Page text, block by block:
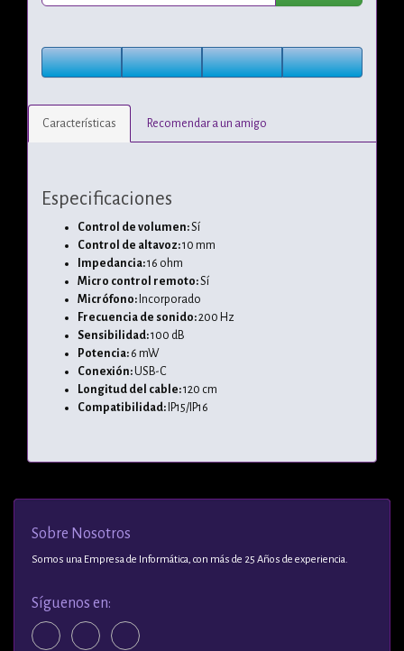
Características Recomendar a un amigo
Especificaciones
Control de volumen:Sí
Control de altavoz:10 mm
Impedancia:16 ohm
Micro control remoto:Sí
Micrófono: Incorporado
Frecuencia de sonido:200 Hz
Sensibilidad:100 dB
Potencia: 6 mW
Conexión:USB-C
Longitud del cable:120 cm
Compatibilidad: IP15/IP16
Sobre Nosotros
Somos una Empresa de Informática, con más de 25 Años de experiencia.
Síguenos en: